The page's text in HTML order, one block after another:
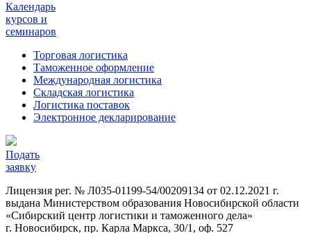
Календарь
курсов и
семинаров
Торговая логистика
Таможенное оформление
Международная логистика
Складская логистика
Логистика поставок
Электронное декларирование
Подать
заявку
Лицензия рег. № Л035-01199-54/00209134 от 02.12.2021 г.
выдана Министерством образования Новосибирской области
«Сибирский центр логистики и таможенного дела»
г. Новосибирск, пр. Карла Маркса, 30/1, оф. 527